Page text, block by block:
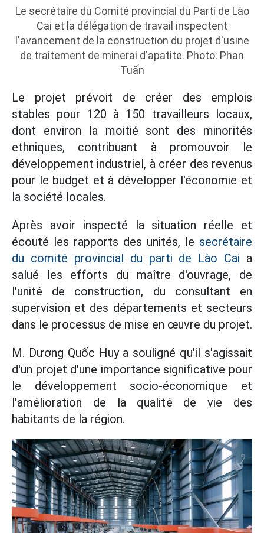
Le secrétaire du Comité provincial du Parti de Lào
Cai et la délégation de travail inspectent
l'avancement de la construction du projet d'usine
de traitement de minerai d'apatite. Photo: Phan
Tuấn
Le projet prévoit de créer des emplois
stables pour 120 à 150 travailleurs locaux,
dont environ la moitié sont des minorités
ethniques, contribuant à promouvoir le
développement industriel, à créer des revenus
pour le budget et à développer l'économie et
la société locales.
Après avoir inspecté la situation réelle et
écouté les rapports des unités, le secrétaire
du comité provincial du parti de Lào Cai a
salué les efforts du maître d'ouvrage, de
l'unité de construction, du consultant en
supervision et des départements et secteurs
dans le processus de mise en œuvre du projet.
M. Dương Quốc Huy a souligné qu'il s'agissait
d'un projet d'une importance significative pour
le développement socio-économique et
l'amélioration de la qualité de vie des
habitants de la région.